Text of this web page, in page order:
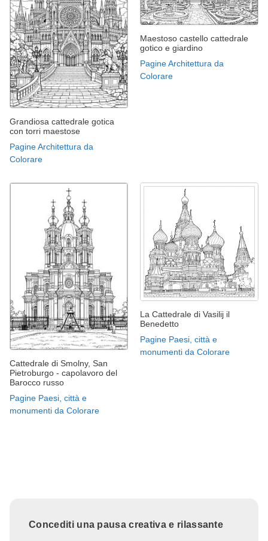
Grandiosa cattedrale gotica
con torri maestose
Pagine Architettura da
Colorare
Maestoso castello cattedrale
gotico e giardino
Pagine Architettura da
Colorare
Cattedrale di Smolny, San
Pietroburgo - capolavoro del
Barocco russo
Pagine Paesi, città e
monumenti da Colorare
La Cattedrale di Vasilij il
Benedetto
Pagine Paesi, città e
monumenti da Colorare
Concediti una pausa creativa e rilassante